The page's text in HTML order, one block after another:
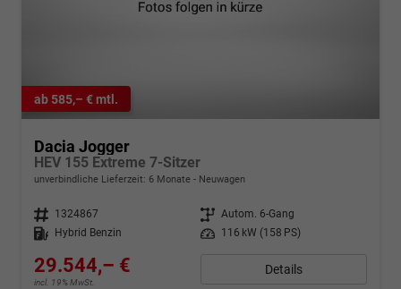
ab 585,– € mtl.
Dacia Jogger
HEV 155 Extreme 7-Sitzer
unverbindliche Lieferzeit: 6 Monate Neuwagen
Fahrzeugnr. 1324867 Getriebe Autom. 6-Gang
Kraftstoff
Hybrid Benzin Leistung 116 kW (158 PS)
29.544,– €
incl. 19% MwSt.
Details